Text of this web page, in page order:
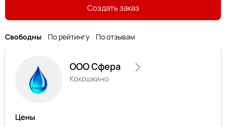
Создать заказ
Свободны По рейтингу По отзывам
ООО Сфера
Кокошкино
Цены